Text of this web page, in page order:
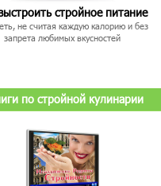
стройное питание
не считая каждую калорию и без
запрета любимых вкусностей
по стройной кулинарии